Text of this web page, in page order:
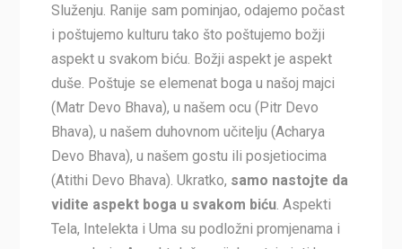
Služenju. Ranije sam pominjao, odajemo počast
i poštujemo kulturu tako što poštujemo božji
aspekt u svakom biću. Božji aspekt je aspekt
duše. Poštuje se elemenat boga u našoj majci
(Matr Devo Bhava), u našem ocu (Pitr Devo
Bhava), u našem duhovnom učitelju (Acharya
Devo Bhava), u našem gostu ili posjetiocima
(Atithi Devo Bhava). Ukratko, samo nastojte da
vidite aspekt boga u svakom biću. Aspekti
Tela, Intelekta i Uma su podložni promjenama i